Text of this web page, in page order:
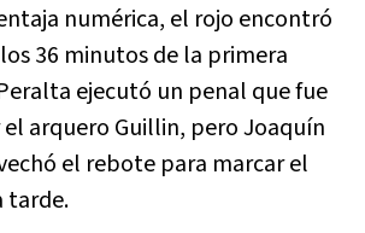
numérica, el rojo encontró
36 minutos de la primera
ejecutó un penal que fue
arquero Guillin, pero Joaquín
el rebote para marcar el
tarde.